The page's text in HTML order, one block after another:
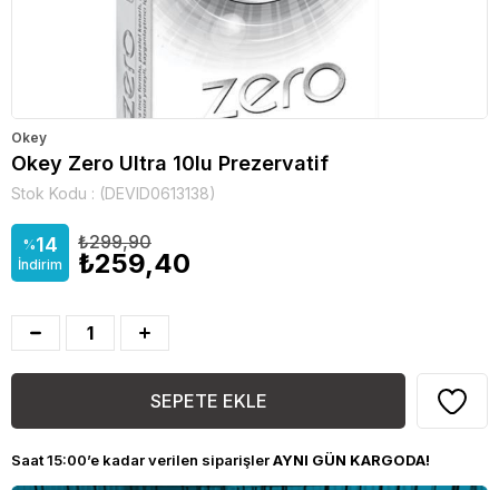
Okey
Okey Zero Ultra 10lu Prezervatif
Stok Kodu (DEVID0613138)
%14
İndirim
₺299,90
₺259,40
Saat 15:00’e kadar verilen siparişlerAYNI GÜN KARGODA!